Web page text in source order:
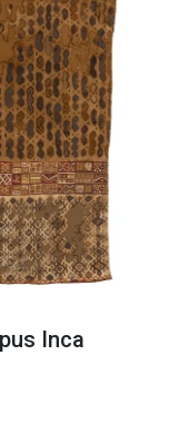
Inca